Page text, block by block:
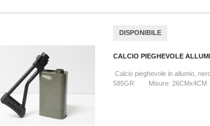
DISPONIBILE
CALCIO PIEGHEVOLE
Calcio pieghevole in allumio,
585GR Misure: 26CMx4CM